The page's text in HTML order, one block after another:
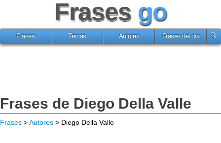
Frases go
Frases Temas Autores Frases del día
Frases de Diego Della Valle
Frases >Autores > Diego Della Valle